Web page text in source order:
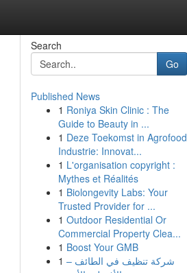
Search
Go
Published News
1 Roniya Skin Clinic : The
Guide to Beauty in ...
1 Deze Toekomst in Agrofood
Industrie: Innovat...
1 L'organisation copyright :
Mythes et Réalités
1 Biolongevity Labs: Your
Trusted Provider for ...
1 Outdoor Residential Or
Commercial Property Clea...
1 Boost Your GMB
1 شركة تنظيف في الطائف –